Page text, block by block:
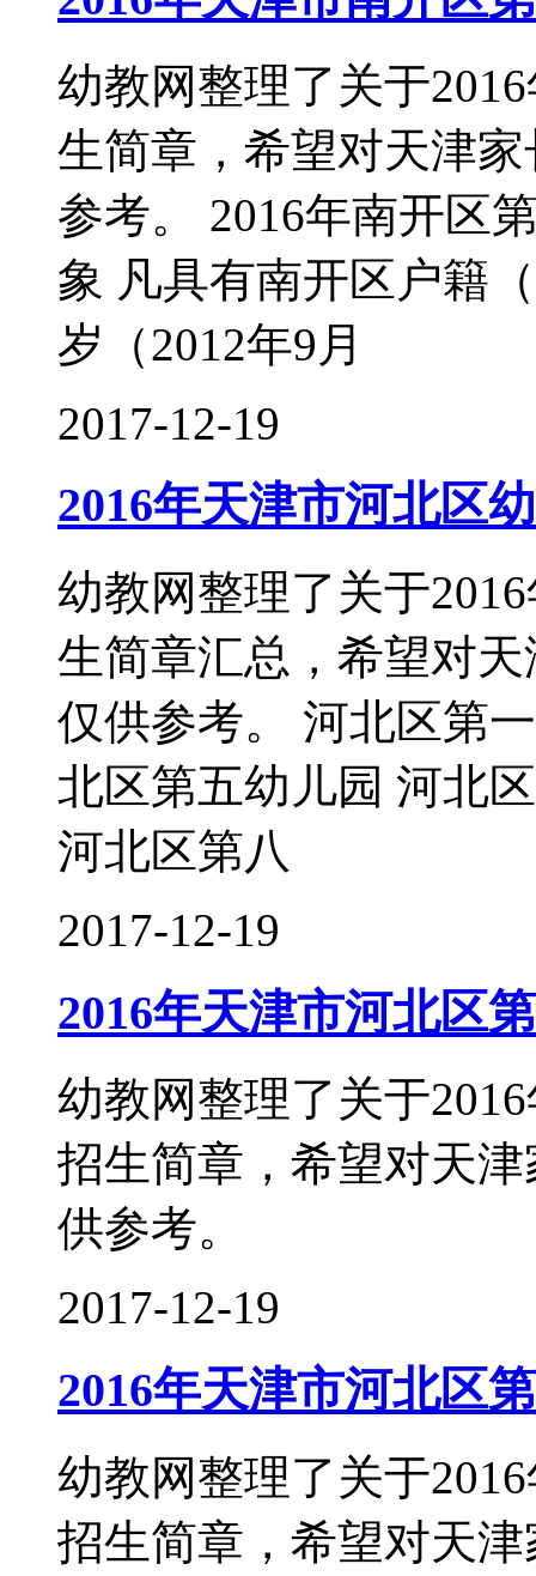
幼教网整理了关于
生简章，希望对天津
参考。 2016年南开区
象 凡具有南开区户籍
岁（2012年9月
2017-12-19
2016年天津市河北区
幼教网整理了关于
生简章汇总，希望对
仅供参考。 河北区第
北区第五幼儿园 河北
河北区第八
2017-12-19
2016年天津市河北区
幼教网整理了关于
招生简章，希望对天
供参考。
2017-12-19
2016年天津市河北区
幼教网整理了关于
招生简章，希望对天